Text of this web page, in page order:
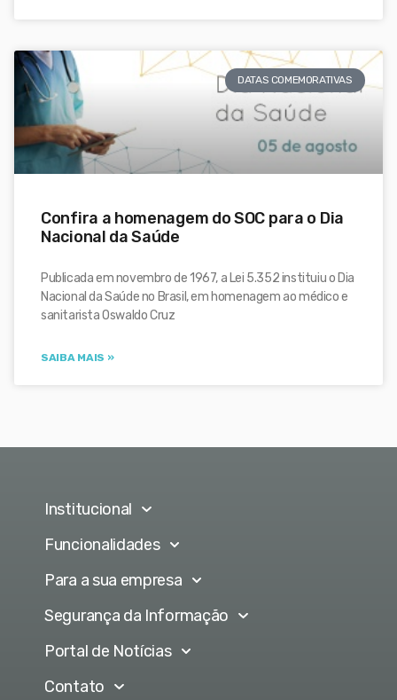
DATAS COMEMORATIVAS
Confira a homenagem do SOC para o Dia
Nacional da Saúde
Publicada em novembro de 1967, a Lei 5.352 instituiu o Dia
Nacional da Saúde no Brasil, em homenagem ao médico e
sanitarista Oswaldo Cruz
SAIBA MAIS »
Institucional
Funcionalidades
Para a sua empresa
Segurança da Informação
Portal de Notícias
Contato